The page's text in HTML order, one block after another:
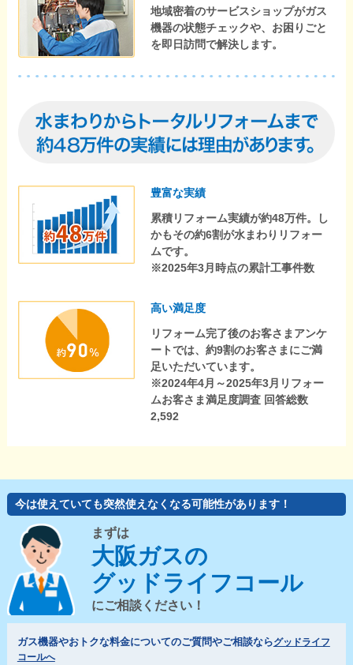
地域密着のサービスショップがガス
機器の状態チェックや、お困りごと
を即日訪問で解決します。
豊富な実績
累積リフォーム実績が約48万件。し
かもその約6割が水まわりリフォー
ムです。
※2025年3月時点の累計工事件数
高い満足度
リフォーム完了後のお客さまアンケ
ートでは、約9割のお客さまにご満
足いただいています。
※2024年4月～2025年3月リフォー
ムお客さま満足度調査 回答総数
2,592
今は使えていても突然使えなくなる可能性があります！
まずは
大阪ガスの
グッドライフコール
にご相談ください！
ガス機器やおトクな料金についてのご質問やご相談ならグッドライフ
コールへ